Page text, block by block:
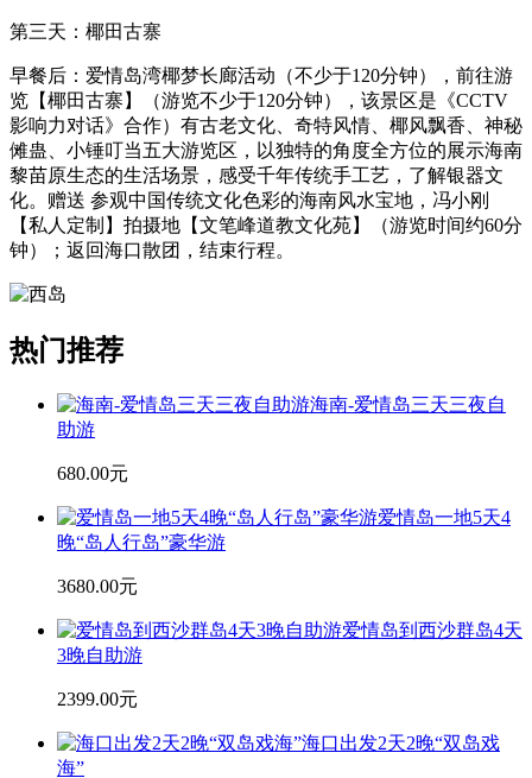
第三天：椰田古寨
早餐后：爱情岛湾椰梦长廊活动（不少于120分钟），前往游
览【椰田古寨】（游览不少于120分钟），该景区是《CCTV
影响力对话》合作）有古老文化、奇特风情、椰风飘香、神秘
傩蛊、小锤叮当五大游览区，以独特的角度全方位的展示海南
黎苗原生态的生活场景，感受千年传统手工艺，了解银器文
化。赠送 参观中国传统文化色彩的海南风水宝地，冯小刚
【私人定制】拍摄地【文笔峰道教文化苑】（游览时间约60分
钟）；返回海口散团，结束行程。
热门推荐
海南-爱情岛三天三夜自
助游
680.00元
爱情岛一地5天4
晚“岛人行岛”豪华游
3680.00元
爱情岛到西沙群岛4天
3晚自助游
2399.00元
海口出发2天2晚“双岛戏
海”